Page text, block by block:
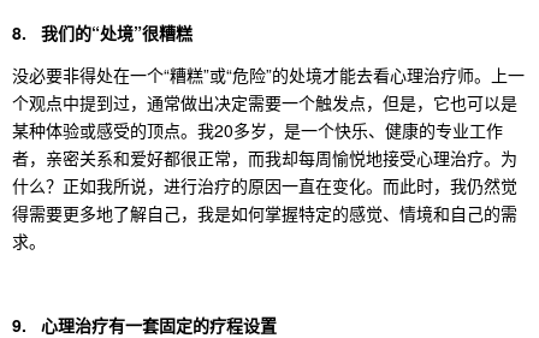
8. 我们的“处境”很糟糕
没必要非得处在一个“糟糕”或“危险”的处境才能去看心理治疗师。上一
个观点中提到过，通常做出决定需要一个触发点，但是，它也可以是
某种体验或感受的顶点。我20多岁，是一个快乐、健康的专业工作
者，亲密关系和爱好都很正常，而我却每周愉悦地接受心理治疗。为
什么？正如我所说，进行治疗的原因一直在变化。而此时，我仍然觉
得需要更多地了解自己，我是如何掌握特定的感觉、情境和自己的需
求。
9. 心理治疗有一套固定的疗程设置